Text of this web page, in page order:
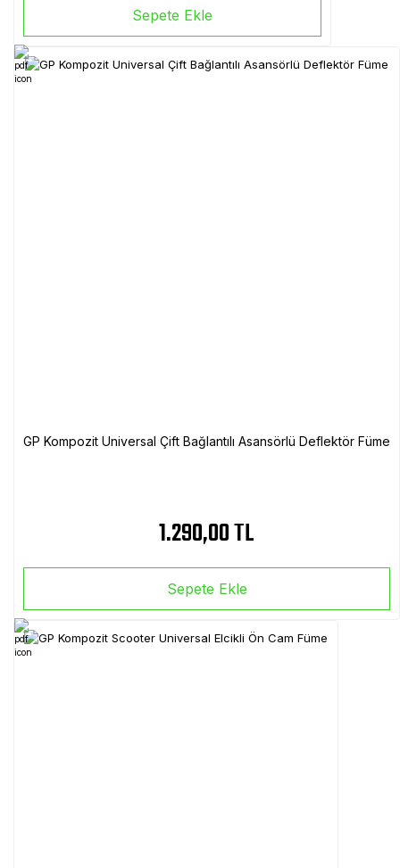
Sepete Ekle
GP Kompozit Universal Çift Bağlantılı Asansörlü Deflektör Füme
1.290,00 TL
Sepete Ekle